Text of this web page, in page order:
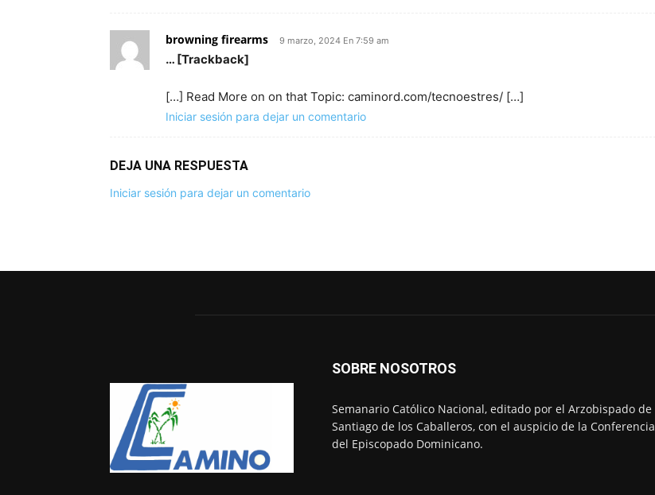
browning firearms 9 marzo, 2024 En 7:59 am
… [Trackback]
[…] Read More on on that Topic: caminord.com/tecnoestres/ […]
Iniciar sesión para dejar un comentario
DEJA UNA RESPUESTA
Iniciar sesión para dejar un comentario
SOBRE NOSOTROS
Semanario Católico Nacional, editado por el Arzobispado de
Santiago de los Caballeros, con el auspicio de la Conferencia
del Episcopado Dominicano.